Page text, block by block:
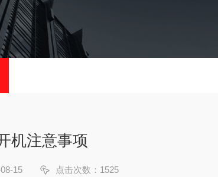
机注意事项
15 点击次数：1525